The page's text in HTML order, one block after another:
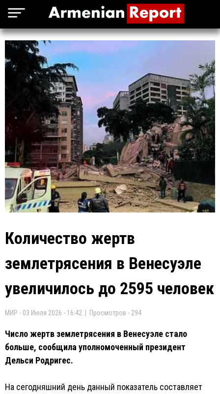
Количество жертв
землетрясения в Венесуэле
увеличилось до 2595 человек
МИР - 03 Июля 2026 - 16:42 | Просмотров - 294
Число жертв землетрясения в Венесуэле стало
больше, сообщила уполномоченный президент
Дельси Родригес.
На сегодняшний день данный показатель составляет